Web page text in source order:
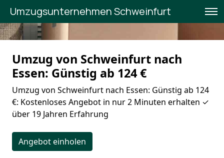
Umzugsunternehmen Schweinfurt
Umzug von Schweinfurt nach
Essen: Günstig ab 124 €
Umzug von Schweinfurt nach Essen: Günstig ab 124
€: Kostenloses Angebot in nur 2 Minuten erhalten ✓
über 19 Jahren Erfahrung
Angebot einholen